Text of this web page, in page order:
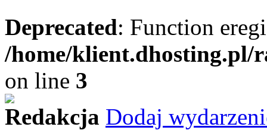
Deprecated: Function
/home/
on line 3
Redakcja Dodaj